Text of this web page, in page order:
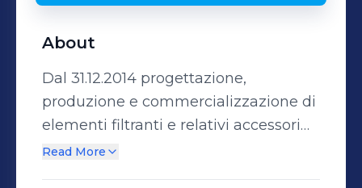
About
Dal 31.12.2014 progettazione,
produzione e commercializzazione di
elementi filtranti e relativi accessori
applicati al settore della
Read More